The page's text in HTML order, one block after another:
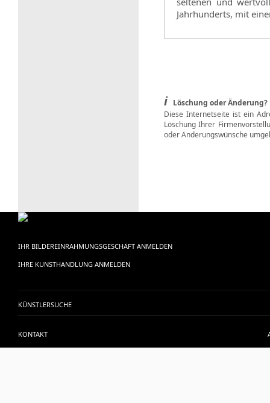
Jahrhunderts, mit
i Löschung oder Änderung?
Diese Internetseite ist ein
Löschung Ihrer
oder Änderungswünsche
IHR BILDEREINRAHMUNGSGESCHÄFT ANMELDEN
IHRE KUNSTHANDLUNG ANMELDEN
KÜNSTLERSUCHE
KONTAKT